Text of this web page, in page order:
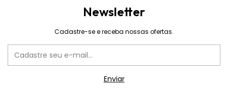
Newsletter
Cadastre-se e receba nossas ofertas.